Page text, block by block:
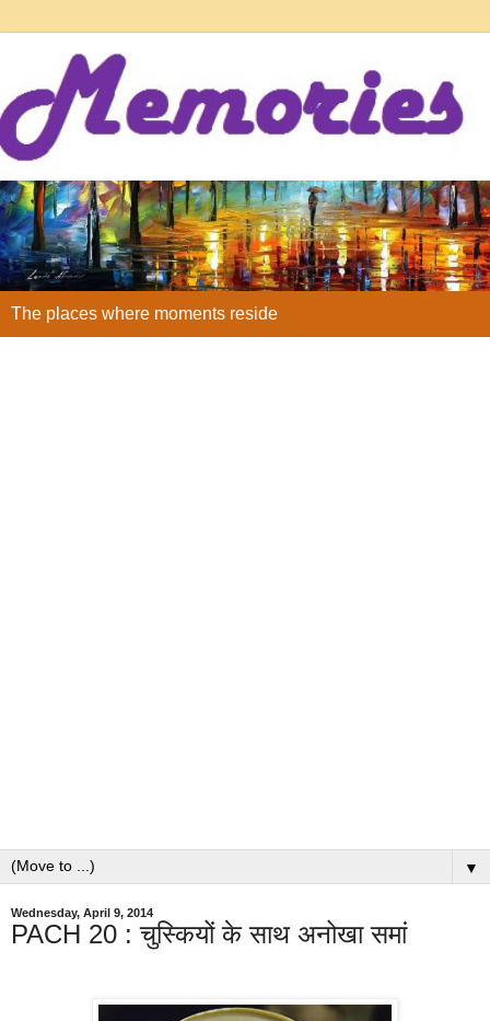
The places where moments reside
▼
Wednesday, April 9, 2014
PACH 20 : चुस्कियों के साथ अनोखा समां